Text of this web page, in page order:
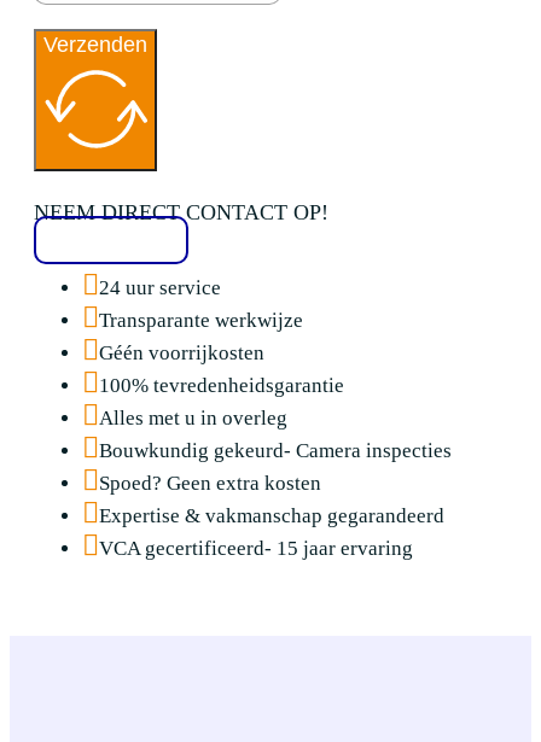
Verzenden
NEEM DIRECT CONTACT OP!
24 uur service
Transparante werkwijze
Géén voorrijkosten
100% tevredenheidsgarantie
Alles met u in overleg
Bouwkundig gekeurd- Camera inspecties
Spoed? Geen extra kosten
Expertise & vakmanschap gegarandeerd
VCA gecertificeerd- 15 jaar ervaring